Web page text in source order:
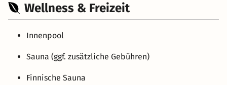
Wellness & Freizeit
Innenpool
Sauna (ggf. zusätzliche Gebühren)
Finnische Sauna